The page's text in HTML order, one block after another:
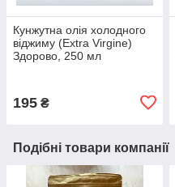
Кунжутна олія холодного
віджиму (Extra Virgine)
Здорово, 250 мл
195 ₴
Подібні товари компанії